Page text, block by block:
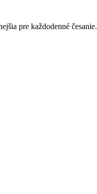
pre každodenné česanie.